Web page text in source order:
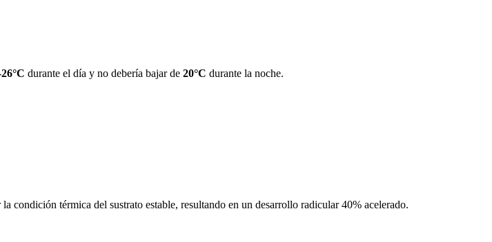
durante el día y no debería bajar de 20°C durante la noche.
condición térmica del sustrato estable, resultando en un desarrollo radicular 40% acelerado.